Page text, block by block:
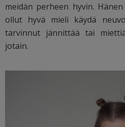
meidän perheen hyvin.
ollut hyvä mieli käydä
tarvinnut jännittää tai
jotain.